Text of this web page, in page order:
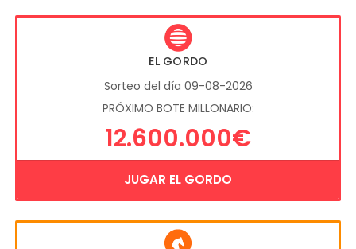
EL GORDO
Sorteo del día 09-08-2026
PRÓXIMO BOTE MILLONARIO:
12.600.000€
JUGAR EL GORDO